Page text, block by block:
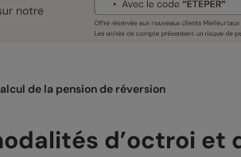
de la pension de réversion
d’octroi et